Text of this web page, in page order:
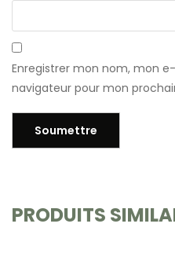
Enregistrer mon nom, mon
navigateur pour mon
PRODUITS